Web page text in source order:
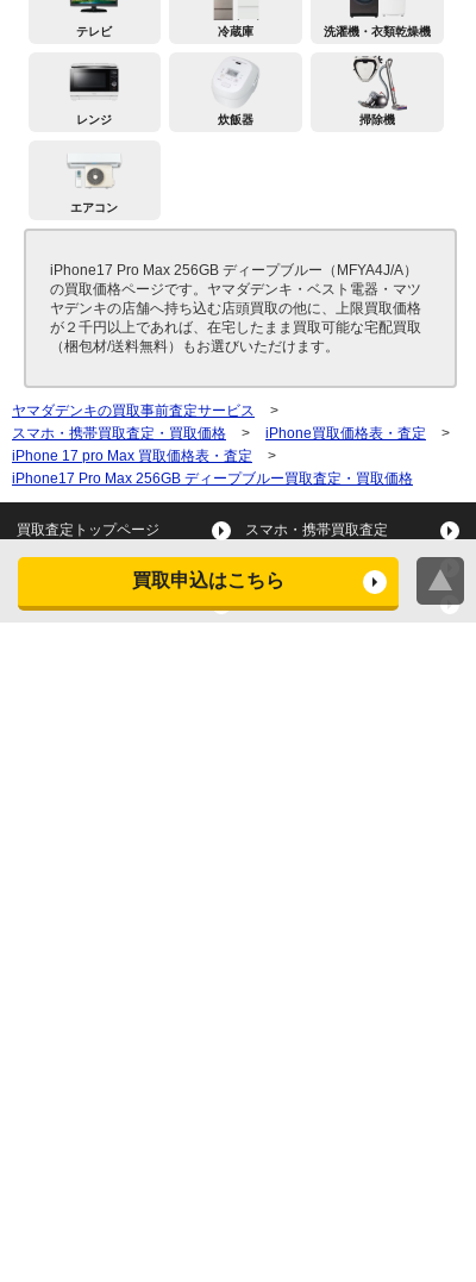
買取申込はこちら
テレビ 冷蔵庫 洗濯機・衣類乾燥機
レンジ 炊飯器 掃除機
エアコン
iPhone17 Pro Max 256GB ディープブルー（MFYA4J/A）
の買取価格ページです。ヤマダデンキ・ベスト電器・マツ
ヤデンキの店舗へ持ち込む店頭買取の他に、上限買取価格
が２千円以上であれば、在宅したまま買取可能な宅配買取
（梱包材/送料無料）もお選びいただけます。
ヤマダデンキの買取事前査定サービス
>
スマホ・携帯買取査定・買取価格
> iPhone買取価格表・査定
>
iPhone 17 pro Max 買取価格表・査定
>
iPhone17 Pro Max 256GB ディープブルー買取査定・買取価格
買取査定トップページ スマホ・携帯買取査定
タブレット買取査定
スマートウォッチ買取査定 デジカメ買取査定